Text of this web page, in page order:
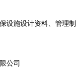
设施设计资料、管理制
公司